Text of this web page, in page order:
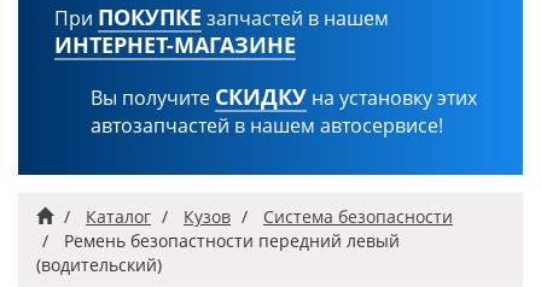
При ПОКУПКЕ запчастей в нашем
ИНТЕРНЕТ-МАГАЗИНЕ
Вы получите СКИДКУ на установку этих
автозапчастей в нашем автосервисе!
ГлавнаяКаталог Кузов
Система безопасности
Ремень безопастности передний левый
(водительский)